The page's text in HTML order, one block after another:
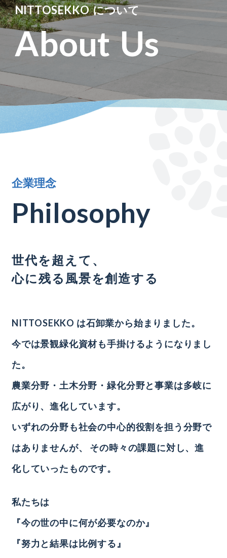
NITTOSEKKO について
About Us
企業理念
Philosophy
世代を超えて、
心に残る風景を創造する
NITTOSEKKO は石卸業から始まりました。
今では景観緑化資材も手掛けるようになりまし
た。
農業分野・土木分野・緑化分野と事業は多岐に
広がり、進化しています。
いずれの分野も社会の中心的役割を担う分野で
はありませんが、
その時々の課題に対し、進
化していったものです。
私たちは
『今の世の中に何が必要なのか』
『努力と結果は比例する』